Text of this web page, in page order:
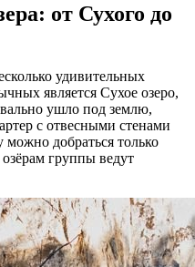
от Сухого до
удивительных
является Сухое озеро,
ушло под землю,
с отвесными стенами
добраться только
группы ведут